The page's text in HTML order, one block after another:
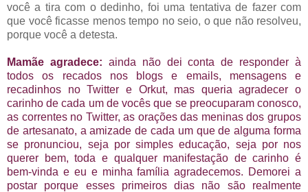
você a tira com o dedinho, foi uma tentativa de fazer com
que você ficasse menos tempo no seio, o que não resolveu,
porque você a detesta.
Mamãe agradece: ainda não dei conta de responder à
todos os recados nos blogs e emails, mensagens e
recadinhos no Twitter e Orkut, mas queria agradecer o
carinho de cada um de vocês que se preocuparam conosco,
as correntes no Twitter, as orações das meninas dos grupos
de artesanato, a amizade de cada um que de alguma forma
se pronunciou, seja por simples educação, seja por nos
querer bem, toda e qualquer manifestação de carinho é
bem-vinda e eu e minha família agradecemos. Demorei a
postar porque esses primeiros dias não são realmente